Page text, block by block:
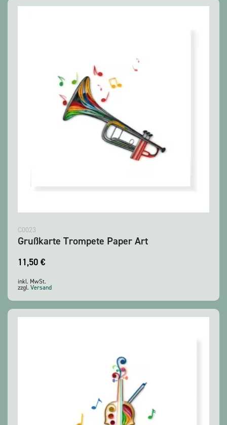
C0023
Grußkarte Trompete Paper Art
11,50 €
inkl. MwSt.
zzgl. Versand